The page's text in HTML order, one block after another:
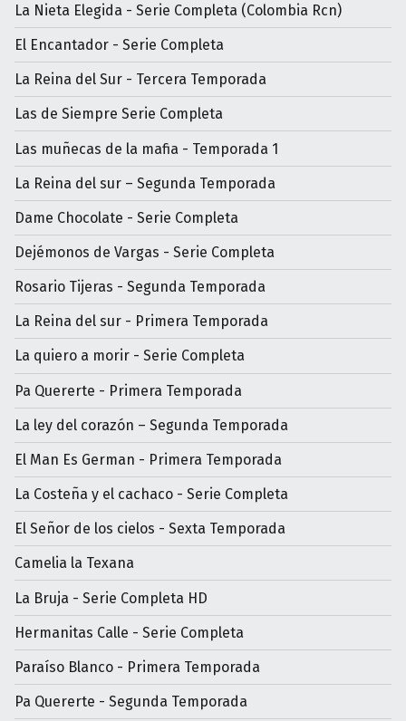
La Nieta Elegida - Serie Completa (Colombia Rcn)
El Encantador - Serie Completa
La Reina del Sur - Tercera Temporada
Las de Siempre Serie Completa
Las muñecas de la mafia - Temporada 1
La Reina del sur – Segunda Temporada
Dame Chocolate - Serie Completa
Dejémonos de Vargas - Serie Completa
Rosario Tijeras - Segunda Temporada
La Reina del sur - Primera Temporada
La quiero a morir - Serie Completa
Pa Quererte - Primera Temporada
La ley del corazón – Segunda Temporada
El Man Es German - Primera Temporada
La Costeña y el cachaco - Serie Completa
El Señor de los cielos - Sexta Temporada
Camelia la Texana
La Bruja - Serie Completa HD
Hermanitas Calle - Serie Completa
Paraíso Blanco - Primera Temporada
Pa Quererte - Segunda Temporada